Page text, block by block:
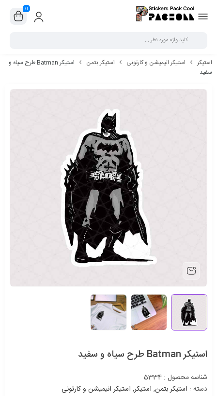
0
استیکر استیکر انیمیشن و کارتونی استیکر بتمن
استیکر Batman طرح سیاه و
سفید
استیکر Batman طرح سیاه و سفید
شناسه محصول : 5334
دسته : استیکر بتمن, استیکر, استیکر انیمیشن و کارتونی